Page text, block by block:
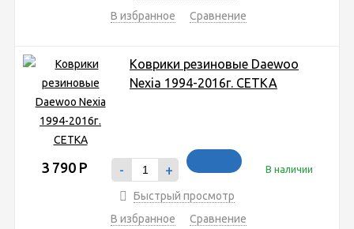
В избранное
Сравнение
Коврики резиновые Daewoo
Nexia 1994-2016г. СЕТКА
3 790 Р - + В наличии
Быстрый просмотр
В избранное
Сравнение